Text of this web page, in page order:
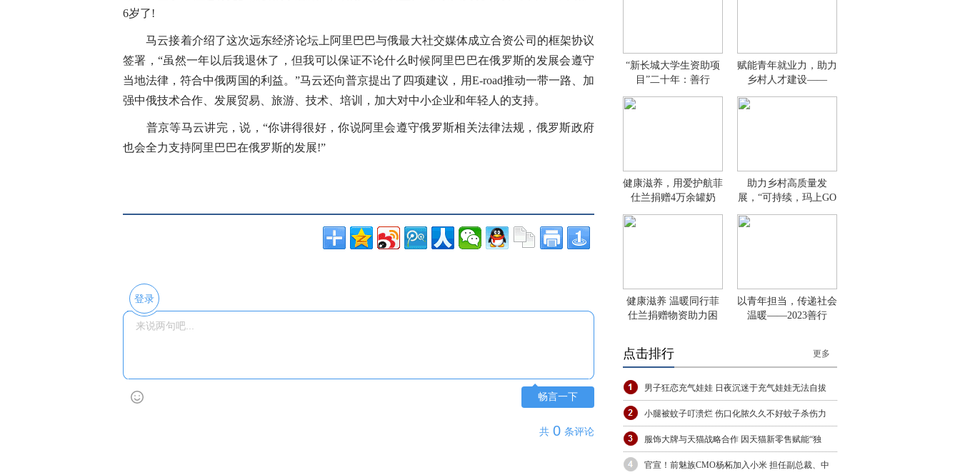
6岁了!
马云接着介绍了这次远东经济论坛上阿里巴巴与俄最大社交媒体成立合资公司的框架协议
签署，“虽然一年以后我退休了，但我可以保证不论什么时候阿里巴巴在俄罗斯的发展会遵守
当地法律，符合中俄两国的利益。”马云还向普京提出了四项建议，用E-road推动一带一路、加
强中俄技术合作、发展贸易、旅游、技术、培训，加大对中小企业和年轻人的支持。
普京等马云讲完，说，“你讲得很好，你说阿里会遵守俄罗斯相关法律法规，俄罗斯政府
也会全力支持阿里巴巴在俄罗斯的发展!”
登录
畅言一下
共 0 条评论
“新长城大学生资助项
目”二十年：善行
赋能青年就业力，助力
乡村人才建设——
健康滋养，用爱护航菲
仕兰捐赠4万余罐奶
助力乡村高质量发
展，“可持续，玛上GO
健康滋养 温暖同行菲
仕兰捐赠物资助力困
以青年担当，传递社会
温暖——2023善行
点击排行 更多
男子狂恋充气娃娃 日夜沉迷于充气娃娃无法自拔
小腿被蚊子叮溃烂 伤口化脓久久不好蚊子杀伤力
服饰大牌与天猫战略合作 因天猫新零售赋能“独
官宣！前魅族CMO杨柘加入小米 担任副总裁、中